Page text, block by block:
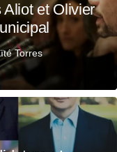
Aliot et Olivier
Torres